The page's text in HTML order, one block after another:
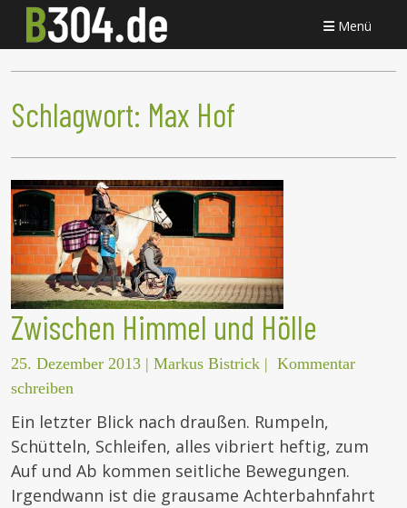
Menü
Schlagwort: Max Hof
Zwischen Himmel und Hölle
25. Dezember 2013 | Markus Bistrick | Kommentar
schreiben
Ein letzter Blick nach draußen. Rumpeln,
Schütteln, Schleifen, alles vibriert heftig, zum
Auf und Ab kommen seitliche Bewegungen.
Irgendwann ist die grausame Achterbahnfahrt